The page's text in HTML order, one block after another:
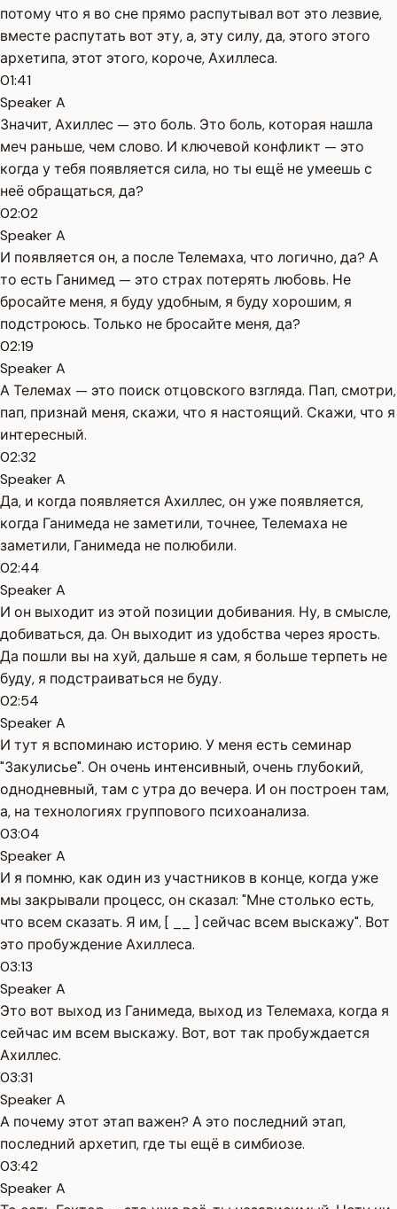
потому что я во сне прямо распутывал вот это лезвие,
вместе распутать вот эту, а, эту силу, да, этого этого
архетипа, этот этого, короче, Ахиллеса.
01:41
Speaker A
Значит, Ахиллес — это боль. Это боль, которая нашла
меч раньше, чем слово. И ключевой конфликт — это
когда у тебя появляется сила, но ты ещё не умеешь с
неё обращаться, да?
02:02
Speaker A
И появляется он, а после Телемаха, что логично, да? А
то есть Ганимед — это страх потерять любовь. Не
бросайте меня, я буду удобным, я буду хорошим, я
подстроюсь. Только не бросайте меня, да?
02:19
Speaker A
А Телемах — это поиск отцовского взгляда. Пап, смотри,
пап, признай меня, скажи, что я настоящий. Скажи, что я
интересный.
02:32
Speaker A
Да, и когда появляется Ахиллес, он уже появляется,
когда Ганимеда не заметили, точнее, Телемаха не
заметили, Ганимеда не полюбили.
02:44
Speaker A
И он выходит из этой позиции добивания. Ну, в смысле,
добиваться, да. Он выходит из удобства через ярость.
Да пошли вы на хуй, дальше я сам, я больше терпеть не
буду, я подстраиваться не буду.
02:54
Speaker A
И тут я вспоминаю историю. У меня есть семинар
"Закулисье". Он очень интенсивный, очень глубокий,
однодневный, там с утра до вечера. И он построен там,
а, на технологиях группового психоанализа.
03:04
Speaker A
И я помню, как один из участников в конце, когда уже
мы закрывали процесс, он сказал: "Мне столько есть,
что всем сказать. Я им, [ __ ] сейчас всем выскажу". Вот
это пробуждение Ахиллеса.
03:13
Speaker A
Это вот выход из Ганимеда, выход из Телемаха, когда я
сейчас им всем выскажу. Вот, вот так пробуждается
Ахиллес.
03:31
Speaker A
А почему этот этап важен? А это последний этап,
последний архетип, где ты ещё в симбиозе.
03:42
Speaker A